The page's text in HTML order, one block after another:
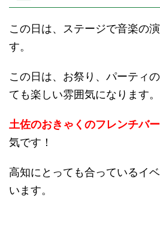
この日は、ステージで音楽の
す。
この日は、お祭り、パーティ
ても楽しい雰囲気になります。
土佐のおきゃくのフレンチバ
気です！
高知にとっても合っているイ
います。